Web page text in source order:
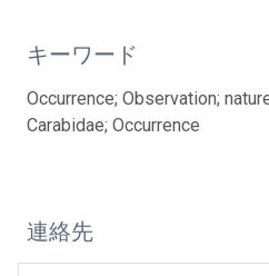
キーワード
Occurrence; Observation;
Carabidae; Occurrence
連絡先